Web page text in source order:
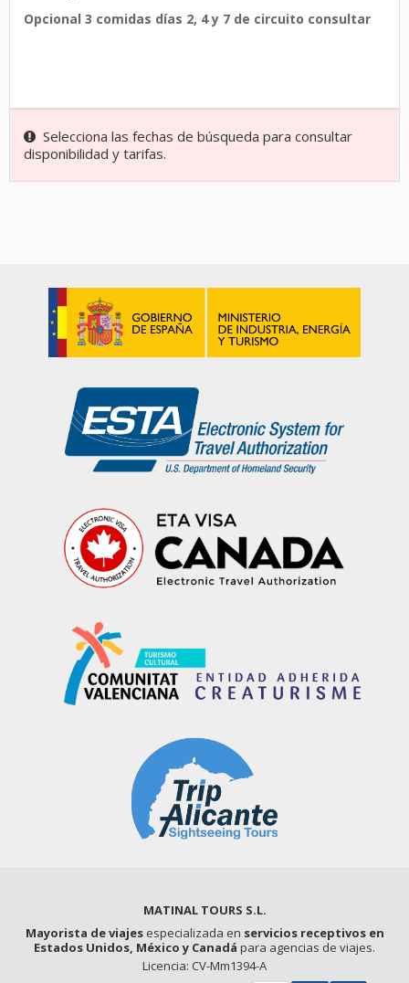
Opcional 3 comidas días 2, 4 y 7 de circuito consultar
Selecciona las fechas de búsqueda para consultar
disponibilidad y tarifas.
MATINAL TOURS S.L.
Mayorista de viajesespecializada en servicios receptivos en
Estados Unidos, México y Canadá para agencias de viajes.
Licencia: CV-Mm1394-A